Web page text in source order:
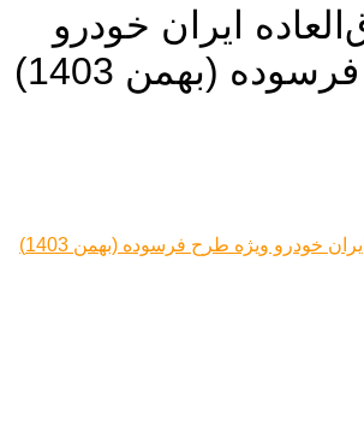
ایران خودرو
(بهمن 1403)